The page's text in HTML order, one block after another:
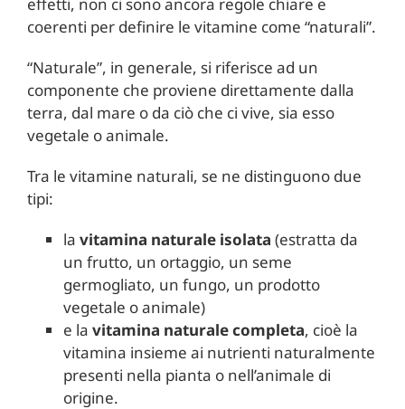
coerenti per definire le vitamine come “naturali”.
“Naturale”, in generale, si riferisce ad un
componente che proviene direttamente dalla
terra, dal mare o da ciò che ci vive, sia esso
vegetale o animale.
Tra le vitamine naturali, se ne distinguono due
tipi:
la vitamina naturale isolata (estratta da
un frutto, un ortaggio, un seme
germogliato, un fungo, un prodotto
vegetale o animale)
e la vitamina naturale completa, cioè la
vitamina insieme ai nutrienti naturalmente
presenti nella pianta o nell’animale di
origine.